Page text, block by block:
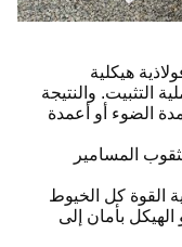
هيكلية
التثبيت. والنتيجة
الضوء أو أعمدة
المسامير
القوة كل الخيوط
بأمان إلى